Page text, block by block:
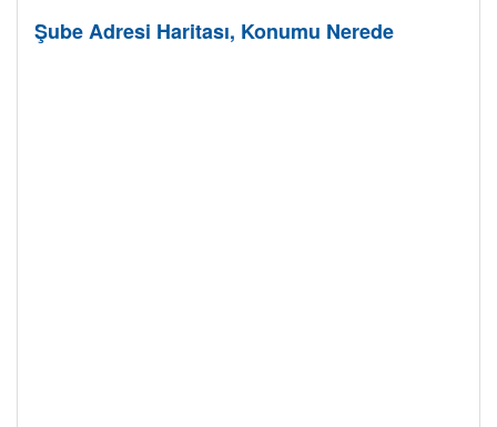
Şube Adresi Haritası, Konumu Nerede